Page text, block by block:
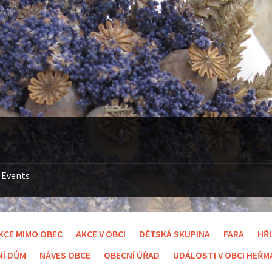
Events
MIMO OBEC AKCE V OBCI DĚTSKÁ SKUPINA FARA
DŮM
NÁVES OBCE OBECNÍ ÚŘAD UDÁLOSTI V OBCI